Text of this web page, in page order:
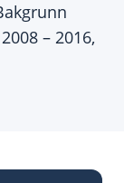
– 2016,